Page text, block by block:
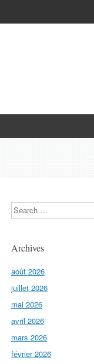
Search
Archives
août 2026
juillet 2026
mai 2026
avril 2026
mars 2026
février 2026